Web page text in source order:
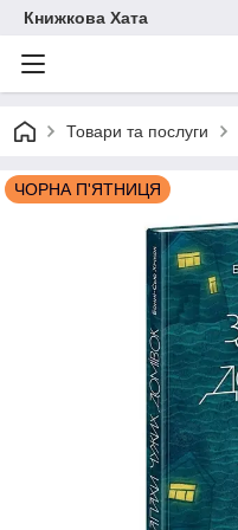
Книжкова Хата
Товари та послуги
ЧОРНА П'ЯТНИЦЯ